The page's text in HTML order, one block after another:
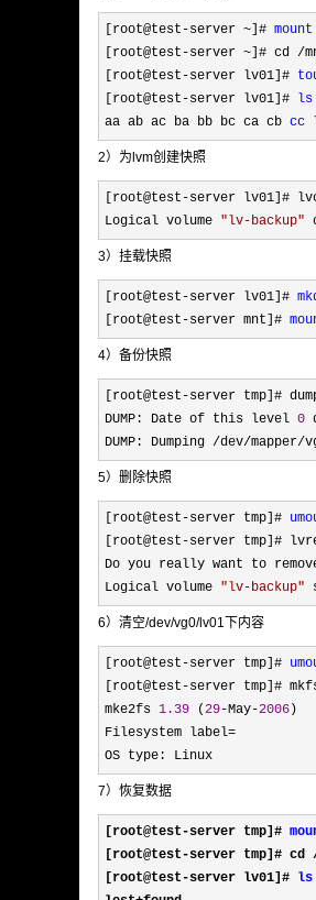
[root@test-server ~]# mount
[root@test -server ~]# cd /
[root@test -server lv01]#
[root@test -server lv01]#
ls
aa ab ac ba bb bc ca cb cc
2）为lvm创建快照
[root@test-server lv01]#
Logical volume " lv-backup"
3）挂载快照
[root@test-server lv01]#
[root@test -server mnt]#
4）备份快照
[root@test-server tmp]#
DUMP: Date of this level 0
DUMP: Dumping /dev/mapper/
5）删除快照
[root@test-server tmp]#
[root@test -server tmp]#
Do you really want to
Logical volume " lv-backup"
6）清空/dev/vg0/lv01下内容
[root@test-server tmp]#
[root@test -server tmp]#
mke2fs 1.39 (29-May-2006 )
Filesystem label=
OS type: Linux
7）恢复数据
[root@test-server tmp]#
[root@test -server tmp]# cd
[root@test -server lv01]# ls